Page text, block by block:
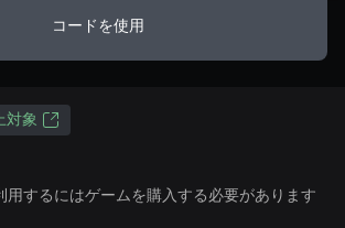
コードを使用
対象
用するにはゲームを購入する必要があります